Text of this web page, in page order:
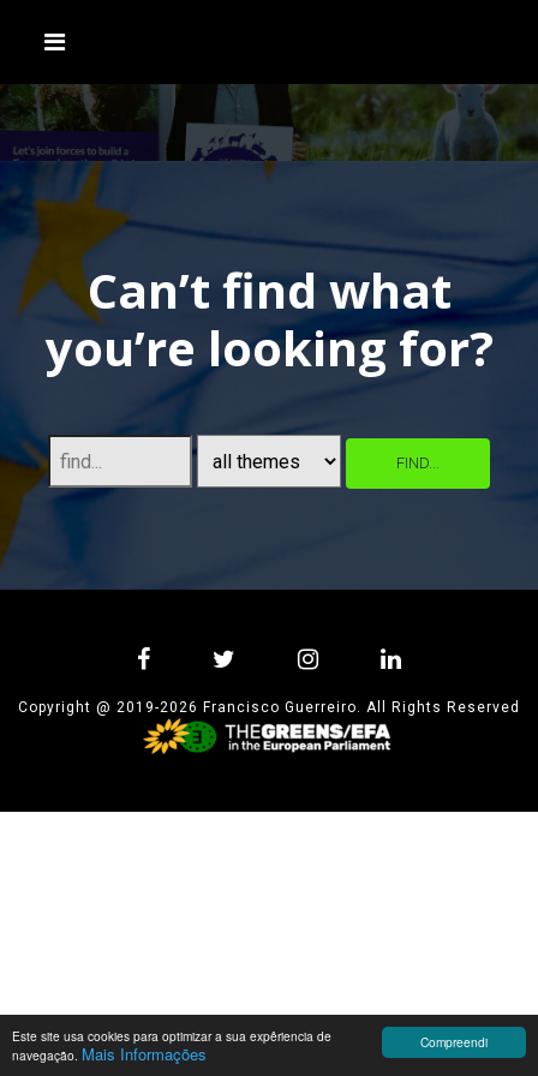
Compreendi
Este site usa cookies para optimizar a sua expêriencia de
navegação. Mais Informações
Can’t find what
you’re looking for?
FIND...
Copyright @ 2019-2026 Francisco Guerreiro. All Rights Reserved